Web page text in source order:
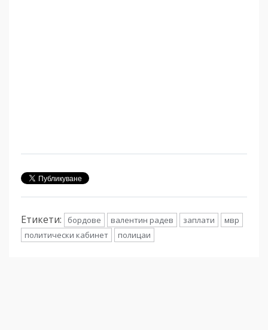
Етикети: бордове валентин радев заплати
мвр
политически кабинет
полицаи